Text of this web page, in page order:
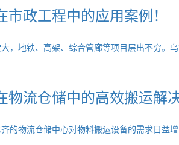
政工程中的应用案例！
，地铁、高架、综合管廊等项目层出不穷
流仓储中的高效搬运解决
的物流仓储中心对物料搬运设备的需求日